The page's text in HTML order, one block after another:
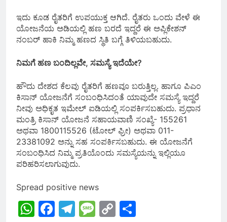
ಇದು ಕೂಡ ರೈತರಿಗೆ ಉಪಯುಕ್ತ ಆಗಿದೆ. ರೈತರು ಒಂದು ವೇಳೆ ಈ
ಯೋಜನೆಯ ಅಡಿಯಲ್ಲಿ ಹಣ ಬರದೆ ಇದ್ದರೆ ಈ ಅಪ್ಲಿಕೇಶನ್
ನಂಬರ್ ಹಾಕಿ ನಿಮ್ಮ ಹಣದ ಸ್ಥಿತಿ ಬಗ್ಗೆ ತಿಳಿಯಬಹುದು.
ನಿಮಗೆ ಹಣ ಬಂದಿಲ್ಲವೇ, ಸಮಸ್ಯೆ ಇದೆಯೇ?
ಹೌದು ದೇಶದ ಕೆಲವು ರೈತರಿಗೆ ಹಣವೂ ಬರುತ್ತಿಲ್ಲ. ಹಾಗೂ ಪಿಎಂ
ಕಿಸಾನ್ ಯೋಜನೆಗೆ ಸಂಬಂಧಿಸಿದಂತೆ ಯಾವುದೇ ಸಮಸ್ಯೆ ಇದ್ದರೆ
ನೀವು ಅಧಿಕೃತ ಇಮೇಲ್ ಐಡಿಯಲ್ಲಿ ಸಂಪರ್ಕಿಸಬಹುದು. ಪ್ರಧಾನ
ಮಂತ್ರಿ ಕಿಸಾನ್ ಯೋಜನೆ ಸಹಾಯವಾಣಿ ಸಂಖ್ಯೆ- 155261
ಅಥವಾ 1800115526 (ಟೋಲ್ ಫ್ರೀ) ಅಥವಾ 011-
23381092 ಅನ್ನು ಸಹ ಸಂಪರ್ಕಿಸಬಹುದು. ಈ ಯೋಜನೆಗೆ
ಸಂಬಂಧಿಸಿದ ನಿಮ್ಮ ಪ್ರತಿಯೊಂದು ಸಮಸ್ಯೆಯನ್ನು ಇಲ್ಲಿಯೂ
ಪರಿಹರಿಸಲಾಗುವುದು.
Spread positive news
WhatsApp
Facebook
Telegram
Message
Copy